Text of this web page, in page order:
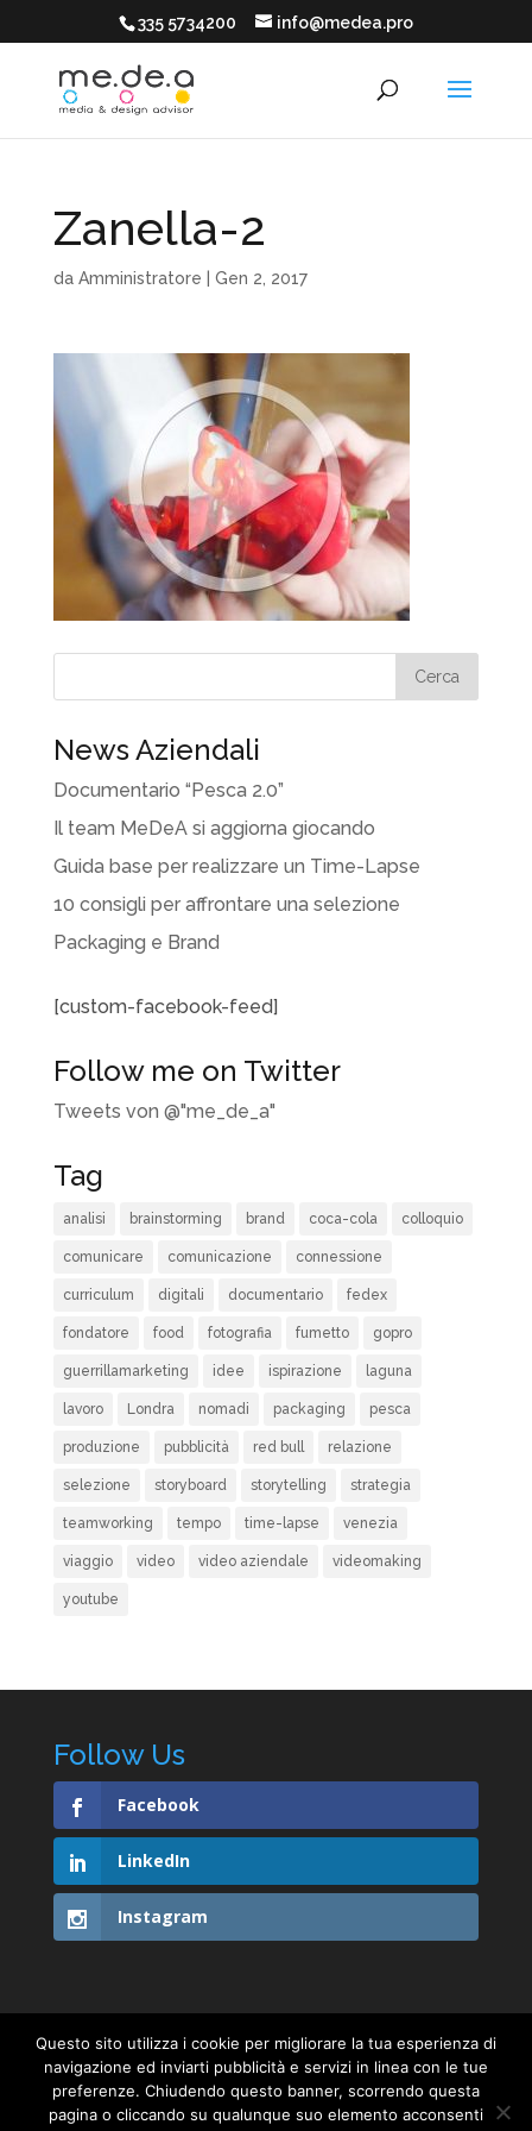
335 5734200 info@medea.pro
Zanella-2
da Amministratore Gen 2, 2017
News Aziendali
Documentario “Pesca 2.0”
Il team MeDeA si aggiorna giocando
Guida base per realizzare un Time-Lapse
10 consigli per affrontare una selezione
Packaging e Brand
[custom-facebook-feed]
Follow me on Twitter
Tweets von @"me_de_a"
Tag
analisi brainstorming brand coca-cola colloquio
comunicare comunicazione connessione
curriculum digitali documentario fedex
fondatore food fotografia fumetto gopro
guerrillamarketing idee ispirazione laguna
lavoro Londra nomadi packaging pesca
produzione pubblicità red bull relazione
selezione storyboard storytelling strategia
teamworking tempo time-lapse venezia
viaggio video video aziendale videomaking
youtube
Follow Us
Facebook
LinkedIn
Instagram
PRIVACY & COOKIE POLICY
Questo sito utilizza i cookie per migliorare la tua esperienza di
navigazione ed inviarti pubblicità e servizi in linea con le tue
preferenze. Chiudendo questo banner, scorrendo questa
pagina o cliccando su qualunque suo elemento acconsenti